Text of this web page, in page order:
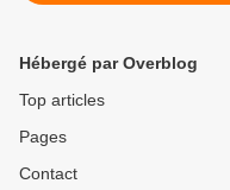
Hébergé par Overblog
Top articles
Pages
Contact